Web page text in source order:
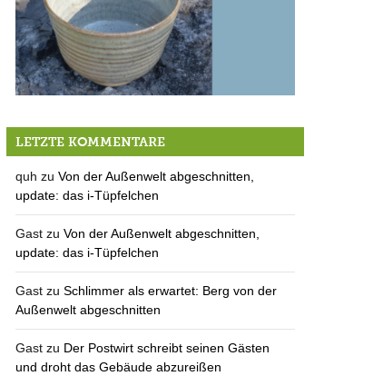
LETZTE KOMMENTARE
quh zuVon der Außenwelt abgeschnitten,
update: das i-Tüpfelchen
Gast zuVon der Außenwelt abgeschnitten,
update: das i-Tüpfelchen
Gast zuSchlimmer als erwartet: Berg von der
Außenwelt abgeschnitten
Gast zu Der Postwirt schreibt seinen Gästen
und droht das Gebäude abzureißen